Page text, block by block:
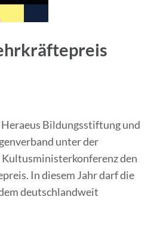
Bildungsstiftung und
unter der
den
In diesem Jahr darf die
deutschlandweit